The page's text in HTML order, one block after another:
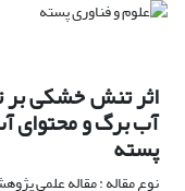
اثر تنش خشکی بر
آب برگ و محتوای
پسته
نوع مقاله : مقاله علمی